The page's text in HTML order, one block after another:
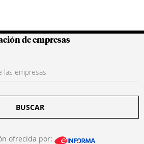
Colombianas
de empresas
BUSCAR
ofrecida por: